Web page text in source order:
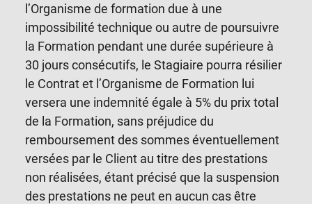
l’Organisme de formation due à une
impossibilité technique ou autre de poursuivre
la Formation pendant une durée supérieure à
30 jours consécutifs, le Stagiaire pourra résilier
le Contrat et l’Organisme de Formation lui
versera une indemnité égale à 5% du prix total
de la Formation, sans préjudice du
remboursement des sommes éventuellement
versées par le Client au titre des prestations
non réalisées, étant précisé que la suspension
des prestations ne peut en aucun cas être